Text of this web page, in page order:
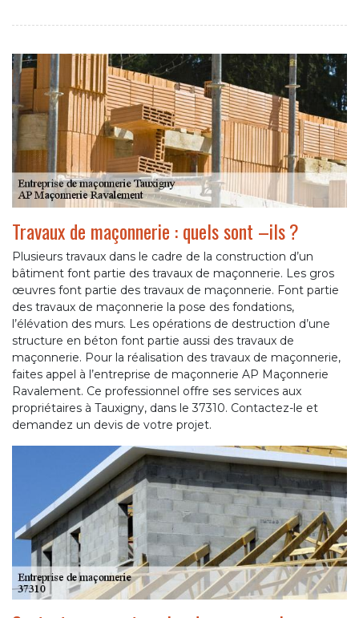
Travaux de maçonnerie : quels sont –ils ?
Plusieurs travaux dans le cadre de la construction d’un
bâtiment font partie des travaux de maçonnerie. Les gros
œuvres font partie des travaux de maçonnerie. Font partie
des travaux de maçonnerie la pose des fondations,
l’élévation des murs. Les opérations de destruction d’une
structure en béton font partie aussi des travaux de
maçonnerie. Pour la réalisation des travaux de maçonnerie,
faites appel à l’entreprise de maçonnerie AP Maçonnerie
Ravalement. Ce professionnel offre ses services aux
propriétaires à Tauxigny, dans le 37310. Contactez-le et
demandez un devis de votre projet.